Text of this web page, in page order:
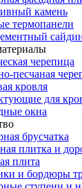
камень
термопанели
черепица
песчаная
кровля
для
окна
брусчатка
плитка и
плита
и бордюры